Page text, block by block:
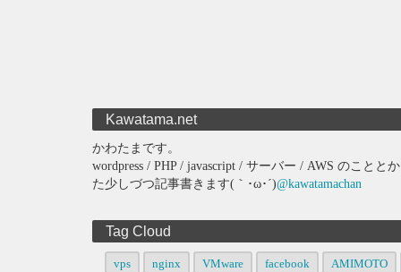
Kawatama.net
かわたまです。
wordpress / PHP / javascript / サーバー / AWS のこと
た少しづつ記事書きます(｀･ω･´)@kawatamachan
Tag Cloud
vps nginx VMware facebook AMIMOTO